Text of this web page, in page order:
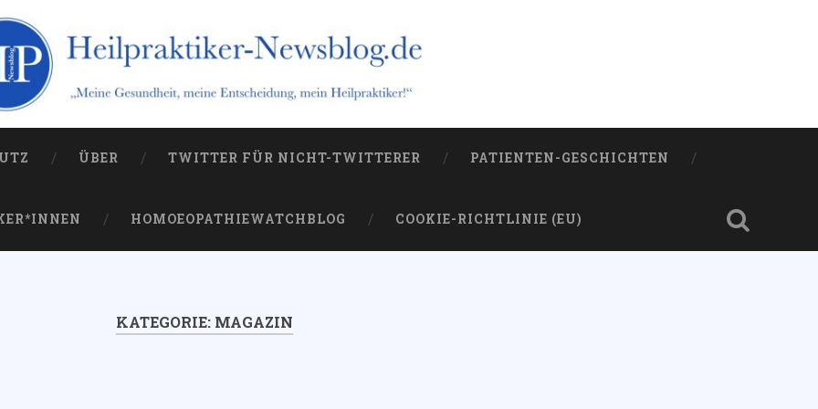
Kampagne gegen sie
ÜBER TWITTER FÜR NICHT-TWITTERER PATIENTEN-GESCHICHTEN
HOMOEOPATHIEWATCHBLOG COOKIE-RICHTLINIE (EU)
KATEGORIE: MAGAZIN